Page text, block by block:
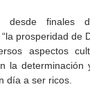
desde finales
prosperidad de
aspectos
la determinación
día a ser ricos.